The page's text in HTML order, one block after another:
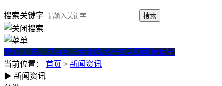
搜索关键字
我们·立志。成为真正专业的房产交易顾问 微房产
当前位置： 首页 > 新闻资讯
房价为何持续上涨？揭秘房屋
▶ 新闻资讯